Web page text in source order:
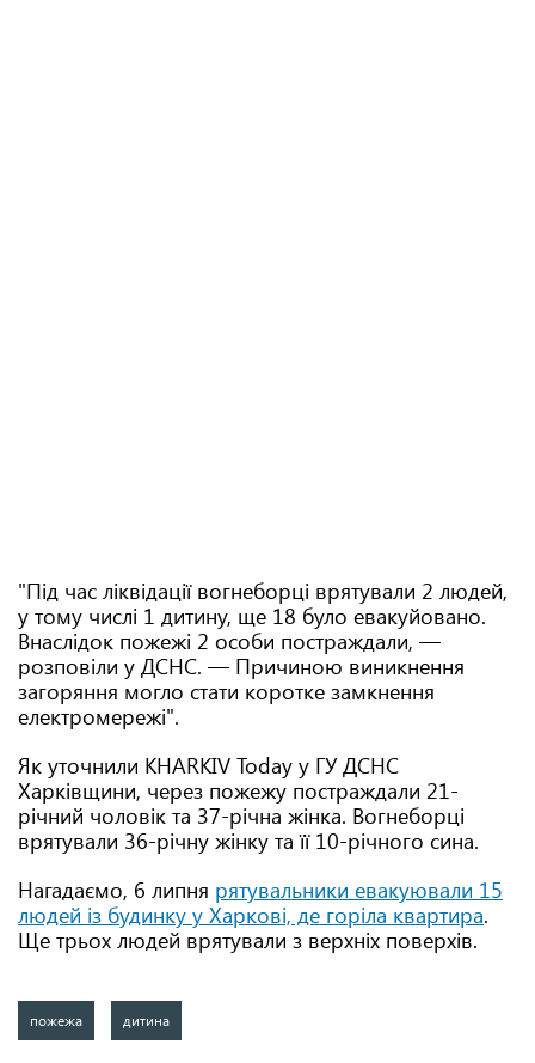
"Під час ліквідації вогнеборці врятували 2 людей,
у тому числі 1 дитину, ще 18 було евакуйовано.
Внаслідок пожежі 2 особи постраждали, —
розповіли у ДСНС. — Причиною виникнення
загоряння могло стати коротке замкнення
електромережі".
Як уточнили KHARKIV Today у ГУ ДСНС
Харківщини, через пожежу постраждали 21-
річний чоловік та 37-річна жінка. Вогнеборці
врятували 36-річну жінку та її 10-річного сина.
Нагадаємо, 6 липня рятувальники евакуювали 15
людей із будинку у Харкові, де горіла квартира.
Ще трьох людей врятували з верхніх поверхів.
пожежа дитина